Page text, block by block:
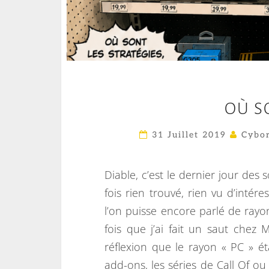
OÙ
31 Juillet 2019
Diable, c’est le dernier jour des
fois rien trouvé, rien vu
l’on puisse encore parlé de
fois que j’ai fait un saut chez
réflexion que le rayon « PC »
add-ons, les séries de Call Of